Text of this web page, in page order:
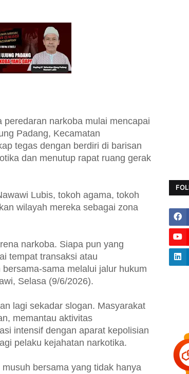
narkoba mulai mencapai
Padang, Kecamatan
tegas dengan berdiri di barisan
dan menutup rapat ruang gerak
Lubis, tokoh agama, tokoh
wilayah mereka sebagai zona
narkoba. Siapa pun yang
tempat transaksi atau
sama melalui jalur hukum
Selasa (9/6/2026).
lagi sekadar slogan. Masyarakat
memantau aktivitas
intensif dengan aparat kepolisian
pelaku kejahatan narkotika.
bersama yang tidak hanya